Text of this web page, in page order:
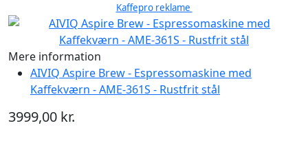
Kaffepro reklame
Mere information
AIVIQ Aspire Brew - Espressomaskine med
Kaffekværn - AME-361S - Rustfrit stål
3999,00 kr.